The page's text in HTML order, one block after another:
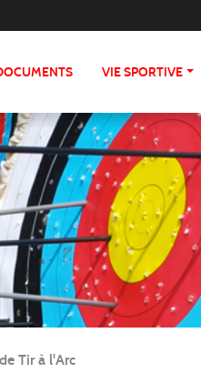
VIE SPORTIVE
Tir à l'Arc